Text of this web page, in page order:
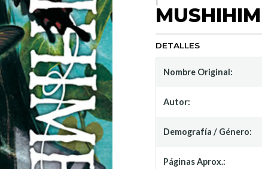
DETALLES
Nombre Original:
Autor:
Demografía / Género:
Páginas Aprox.: